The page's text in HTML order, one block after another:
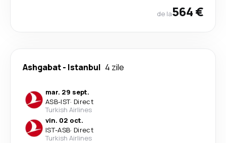
de la564 €
Ashgabat- Istanbul 4 zile
mar. 29 sept.
ASB-IST· Direct
Turkish Airlines
vin. 02 oct.
IST-ASB· Direct
Turkish Airlines